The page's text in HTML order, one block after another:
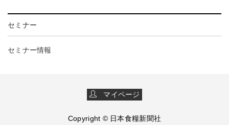
セミナー
セミナー情報
マイページ
Copyright © 日本食糧新聞社